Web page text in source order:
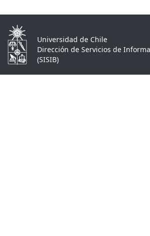
Universidad de Chile
Dirección de Servicios de
(SISIB)